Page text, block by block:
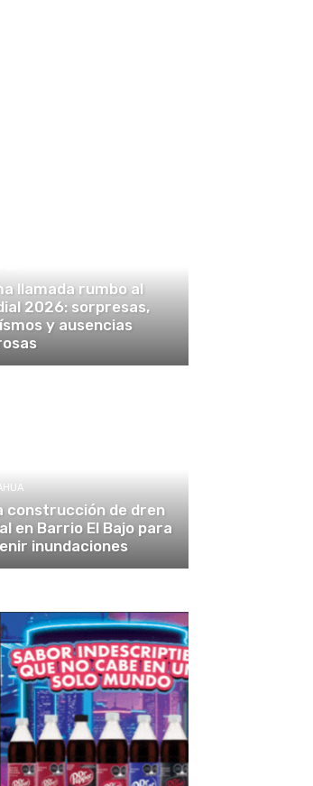
llamada rumbo al
2026: sorpresas,
y ausencias
construcción de dren
en Barrio El Bajo para
inundaciones